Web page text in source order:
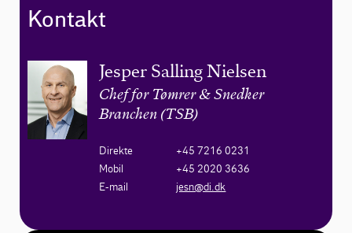
Kontakt
Jesper Salling Nielsen
Chef for Tømrer & Snedker
Branchen (TSB)
Direkte
+45 7216 0231
Mobil
+45 2020 3636
E-mail
jesn@di.dk